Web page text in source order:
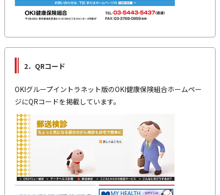
2．QRコード
OKIグループイントラネット版のOKI健康保険組合ホームペー
ジにQRコードを掲載しています。